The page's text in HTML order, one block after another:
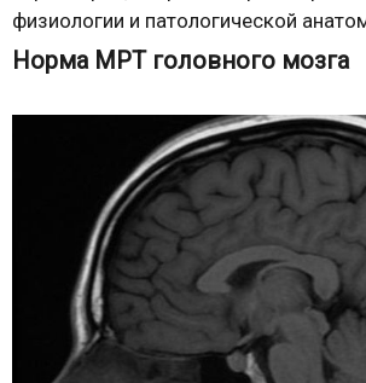
физиологии и патологической
Норма МРТ головного мозга